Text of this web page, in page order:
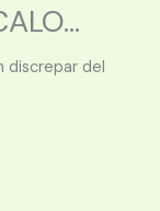
discrepar del